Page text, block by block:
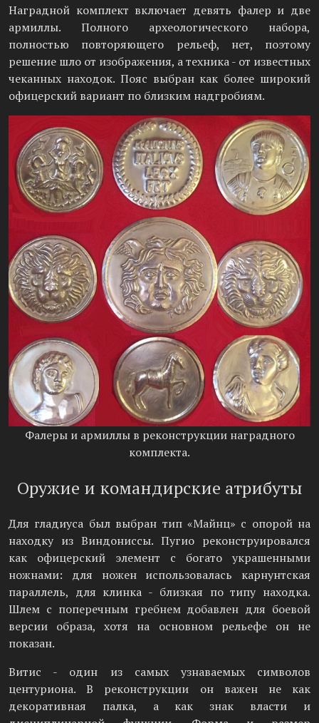
Наградной комплект включает девять фалер и две
армиллы. Полного археологического набора,
полностью повторяющего рельеф, нет, поэтому
решение шло от изображения, а техника - от известных
чеканных находок. Пояс выбран как более широкий
офицерский вариант по близким надгробиям.
Фалеры и армиллы в реконструкции наградного
комплекта.
Оружие и командирские атрибуты
Для гладиуса был выбран тип «Майнц» с опорой на
находку из Виндониссы. Пугио реконструировался
как офицерский элемент с богато украшенными
ножнами: для ножен использовалась карнунтская
параллель, для клинка - близкая по типу находка.
Шлем с поперечным гребнем добавлен для боевой
версии образа, хотя на основном рельефе он не
показан.
Витис - один из самых узнаваемых символов
центуриона. В реконструкции он важен не как
декоративная палка, а как знак власти и